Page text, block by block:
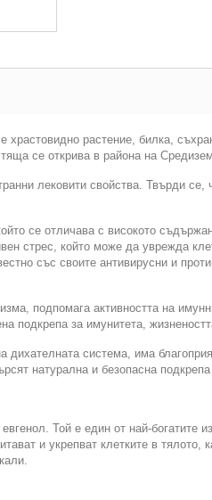
растение, билка,
се открива в района на
лековити свойства. Твърди
се отличава с високото
стрес, който може да уврежда
със своите антивирусни и
подпомага активността на
подкрепа за имунитета,
система, има
натурална и безопасна
Той е един от най-богатите
и укрепват клетките в